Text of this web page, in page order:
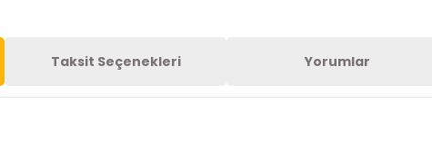
Taksit Seçenekleri Yorumlar